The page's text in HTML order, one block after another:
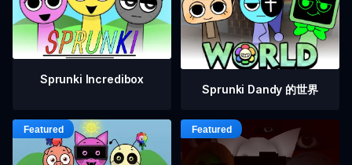
Sprunki Incredibox
Sprunki Dandy 的世界